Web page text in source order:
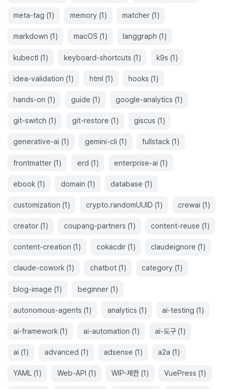
meta-tag (1) memory (1) matcher(1)
markdown (1) macOS (1) langgraph (1)
kubectl (1) keyboard-shortcuts (1) k9s (1)
idea-validation (1) html (1) hooks (1)
hands-on (1) guide (1) google-analytics (1)
git-switch (1) git-restore (1) giscus (1)
generative-ai (1) gemini-cli(1) fullstack(1)
frontmatter (1) erd (1) enterprise-ai(1)
ebook (1) domain (1) database (1)
customization (1) crypto.randomUUID (1) crewai(1)
creator (1) coupang-partners (1) content-reuse (1)
content-creation (1) cokacdir(1) claudeignore (1)
claude-cowork (1 ) chatbot(1 ) category (1 )
blog-image (1) beginner(1)
autonomous-agents (1) analytics (1) ai-testing (1)
ai-framework (1) ai-automation (1) ai-도구(1)
ai (1) advanced (1) adsense (1) a2a (1)
YAML (1) Web-API (1) WIP-제한(1) VuePress (1)